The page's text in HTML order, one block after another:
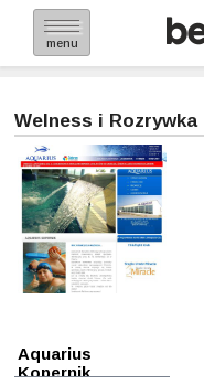
menu
Welness i Rozrywka
Aquarius
Kopernik